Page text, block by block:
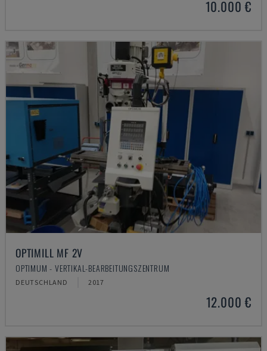
10.000 €
OPTIMILL MF 2V
OPTIMUM - VERTIKAL-BEARBEITUNGSZENTRUM
DEUTSCHLAND 2017
12.000 €